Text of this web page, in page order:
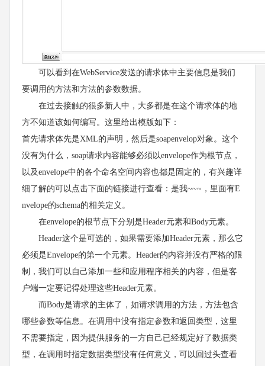
可以看到在WebService发送的请求体中主要信息是我们
要调用的方法和方法的参数数据。
在过去接触的很多新人中，大多都是在这个请求体的地
方不知道该如何编写。这里给出模版如下：
首先请求体先是XML的声明，然后是soapenvelop对象。这个
没有为什么，soap请求内容能够必须以envelope作为根节点，
以及envelope中的各个命名空间内容也都是固定的，有兴趣详
细了解的可以点击下面的链接进行查看：是我~~~，里面有E
nvelope的schema的相关定义。
在envelope的根节点下分别是Header元素和Body元素。
Header这个是可选的，如果需要添加Header元素，那么它
必须是Envelope的第一个元素。Header的内容并没有严格的限
制，我们可以自己添加一些和应用程序相关的内容，但是客
户端一定要记得处理这些Header元素。
而Body是请求的主体了，如请求调用的方法，方法包含
哪些参数等信息。在调用中没有指定参数和返回类型，这里
不需要指定，因为提供服务的一方自己已经规定好了数据类
型，在调用时指定数据类型没有任何意义，可以回过头查看